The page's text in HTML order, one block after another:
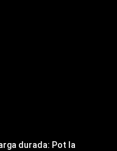
durada: Pot la